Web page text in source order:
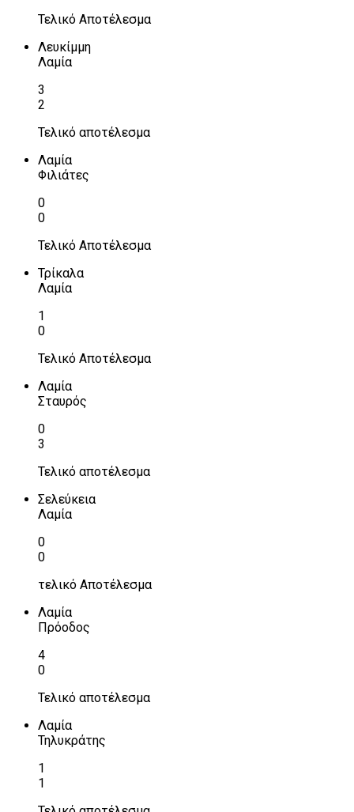
Τελικό Αποτέλεσμα
Λευκίμμη
Λαμία
3
2
Τελικό αποτέλεσμα
Λαμία
Φιλιάτες
0
0
Τελικό Αποτέλεσμα
Τρίκαλα
Λαμία
1
0
Τελικό Αποτέλεσμα
Λαμία
Σταυρός
0
3
Τελικό αποτέλεσμα
Σελεύκεια
Λαμία
0
0
τελικό Αποτέλεσμα
Λαμία
Πρόοδος
4
0
Τελικό αποτέλεσμα
Λαμία
Τηλυκράτης
1
1